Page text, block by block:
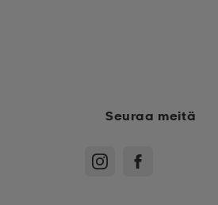
Seuraa meitä